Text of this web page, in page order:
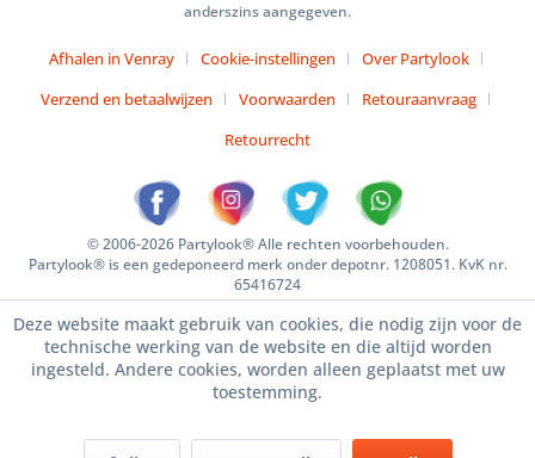
anderszins aangegeven.
Afhalen in Venray Cookie-instellingen
Over Partylook
Verzend en betaalwijzen
Voorwaarden
Retouraanvraag
Retourrecht
© 2006-2026 Partylook® Alle rechten voorbehouden.
Partylook® is een gedeponeerd merk onder depotnr. 1208051. KvK nr.
65416724
Deze website maakt gebruik van cookies, die nodig zijn voor de
technische werking van de website en die altijd worden
ingesteld. Andere cookies, worden alleen geplaatst met uw
toestemming.